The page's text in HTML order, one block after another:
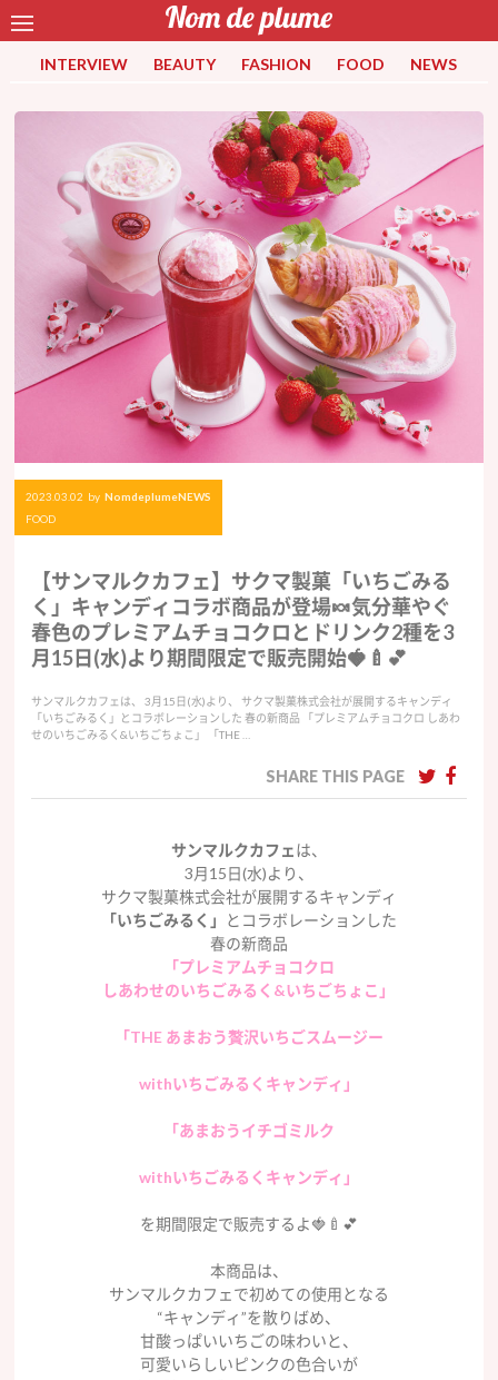
INTERVIEW BEAUTY FASHION FOOD NEWS
2023.03.02 by NomdeplumeNEWS
FOOD
【サンマルクカフェ】サクマ製菓「いちごみる
く」キャンディコラボ商品が登場🍬気分華やぐ
春色のプレミアムチョコクロとドリンク2種を3
月15日(水)より期間限定で販売開始🍓🍼💕
サンマルクカフェは、 3月15日(水)より、 サクマ製菓株式会社が展開するキャンディ
「いちごみるく」とコラボレーションした 春の新商品 「プレミアムチョコクロ しあわ
せのいちごみるく&いちごちょこ」 「THE …
SHARE THIS PAGE
サンマルクカフェは、
3月15日(水)より、
サクマ製菓株式会社が展開するキャンディ
「いちごみるく」
とコラボレーションした
春の新商品
「プレミアムチョコクロ
しあわせのいちごみるく&いちごちょこ」
「THE あまおう贅沢いちごスムージー
withいちごみるくキャンディ」
「あまおうイチゴミルク
withいちごみるくキャンディ」
を期間限定で販売するよ🍓🍼💕
本商品は、
サンマルクカフェで初めての使用となる
“キャンディ”を散りばめ、
甘酸っぱいいちごの味わいと、
可愛いらしいピンクの色合いが